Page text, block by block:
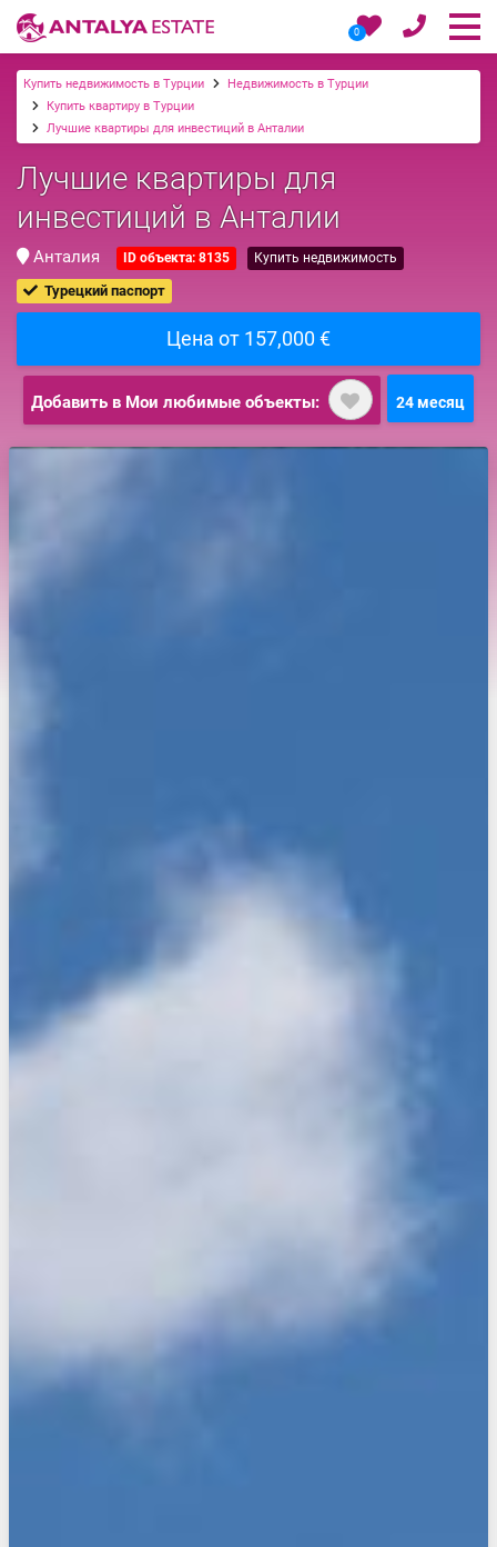
0
Купить недвижимость в Турции
Недвижимость в Турции
Купить квартиру в Турции
Лучшие квартиры для инвестиций в Анталии
Лучшие квартиры для
инвестиций в Анталии
Анталия ID объекта: 8135 Купить недвижимость
Турецкий паспорт
Цена от 157,000 €
Добавить в Мои любимые объекты: 24 месяц